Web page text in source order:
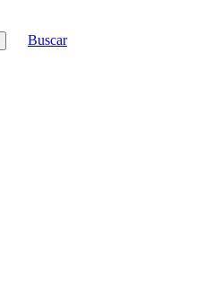
Buscar